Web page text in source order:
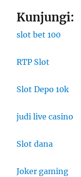
Kunjungi:
slot bet 100
RTP Slot
Slot Depo 10k
judi live casino
Slot dana
Joker gaming